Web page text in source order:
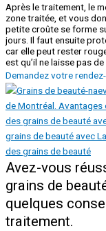
Après le traitement, le
zone traitée, et vous
petite croûte se forme
jours. Il faut ensuite
car elle peut rester
est qu’il ne laisse pas
Demandez votre
Avez-vous
grains de
quelques
traitement.